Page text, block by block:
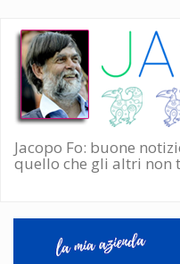
Salta
contenuto
principale
Jacopo Fo: buone
quello che gli altri non